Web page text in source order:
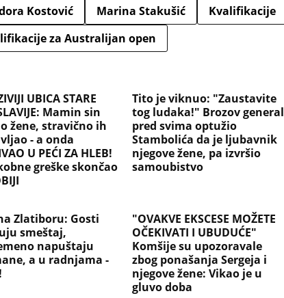
Kostović
Marina Stakušić
Kvalifikacije
za Australijan open
UBICA STARE
Mamin sin
žene, stravično ih
- a onda
U PEĆI ZA HLEB!
greške skončao
Tito je viknuo: "Zaustavite
tog ludaka!" Brozov general
pred svima optužio
Stambolića da je ljubavnik
njegove žene, pa izvršio
samoubistvo
Zlatiboru: Gosti
smeštaj,
napuštaju
a u radnjama -
"OVAKVE EKSCESE MOŽETE
OČEKIVATI I UBUDUĆE"
Komšije su upozoravale
zbog ponašanja Sergeja i
njegove žene: Vikao je u
gluvo doba